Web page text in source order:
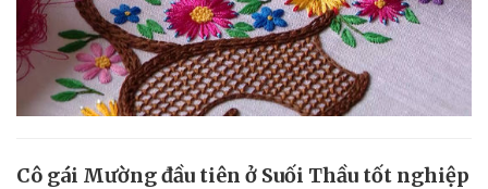
Cô gái Mường đầu tiên ở Suối Thầu tốt nghiệp